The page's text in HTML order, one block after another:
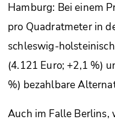
Hamburg: Bei einem
pro Quadratmeter in
schleswig-
(4.121 Euro; +2,1 %)
%) bezahlbare
Auch im Falle Berlins,